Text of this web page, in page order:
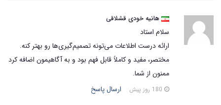
هانیه خودی قشلاقی
سلام استاد
ارائه درست اطلاعات می‌تونه تصمیم‌گیری‌ها رو بهتر کنه.
مختصر، مفید و کاملاً قابل فهم بود و به آگاهیمون اضافه کرد
ممنون از شما.
ارسال پاسخ